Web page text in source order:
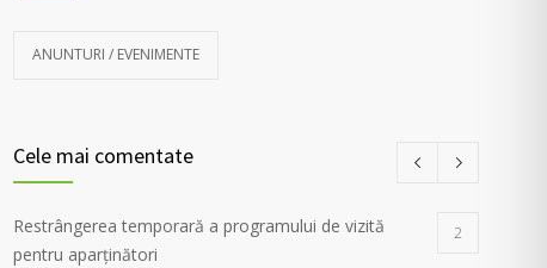
ANUNTURI / EVENIMENTE
Cele mai comentate
Restrângerea temporară a programului de vizită
pentru aparținători
2